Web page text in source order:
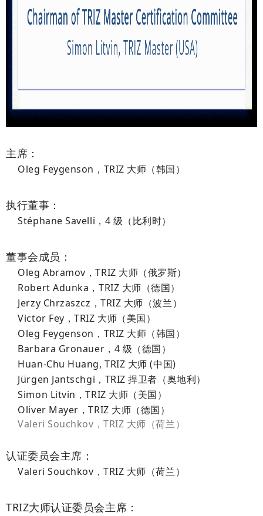
主席：
Oleg Feygenson，TRIZ 大师（韩国）
执行董事：
Stéphane Savelli，4 级（比利时）
董事会成员：
Oleg Abramov，TRIZ 大师（俄罗斯）
Robert Adunka，TRIZ 大师（德国）
Jerzy Chrzaszcz，TRIZ 大师（波兰）
Victor Fey，TRIZ 大师（美国）
Oleg Feygenson，TRIZ 大师（韩国）
Barbara Gronauer，4 级（德国）
Huan-Chu Huang, TRIZ 大师 (中国)
Jürgen Jantschgi，TRIZ 捍卫者（奥地利）
Simon Litvin，TRIZ 大师（美国）
Oliver Mayer，TRIZ 大师（德国）
Valeri Souchkov，TRIZ 大师（荷兰）
认证委员会主席：
Valeri Souchkov，TRIZ 大师 （荷兰）
TRIZ大师认证委员会主席：